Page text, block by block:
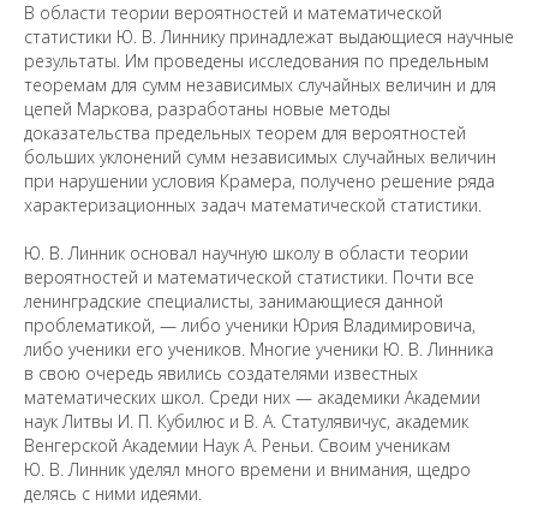
В области теории вероятностей и математической
статистики Ю. В. Линнику принадлежат выдающиеся научные
результаты. Им проведены исследования по предельным
теоремам для сумм независимых случайных величин и для
цепей Маркова, разработаны новые методы
доказательства предельных теорем для вероятностей
больших уклонений сумм независимых случайных величин
при нарушении условия Крамера, получено решение ряда
характеризационных задач математической статистики.
Ю. В. Линник основал научную школу в области теории
вероятностей и математической статистики. Почти все
ленинградские специалисты, занимающиеся данной
проблематикой, — либо ученики Юрия Владимировича,
либо ученики его учеников. Многие ученики Ю. В. Линника
в свою очередь явились создателями известных
математических школ. Среди них — академики Академии
наук Литвы И. П. Кубилюс и В. А. Статулявичус, академик
Венгерской Академии Наук А. Реньи. Своим ученикам
Ю. В. Линник уделял много времени и внимания, щедро
делясь с ними идеями.